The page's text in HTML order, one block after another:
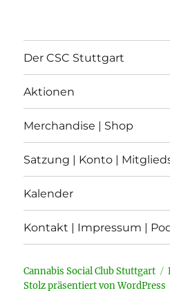
Der CSC Stuttgart
Aktionen
Merchandise | Shop
Satzung | Konto |
Kalender
Kontakt | Impressum |
Cannabis Social Club Stuttgart
Stolz präsentiert von WordPress